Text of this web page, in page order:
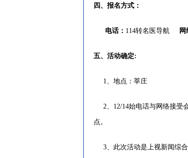
四、报名方式：
电话： 114转名医导航 网
五、活动确定:
1、地点：莘庄
2、12/14始电话与网络接受
点。
3、此次活动是上视新闻综合